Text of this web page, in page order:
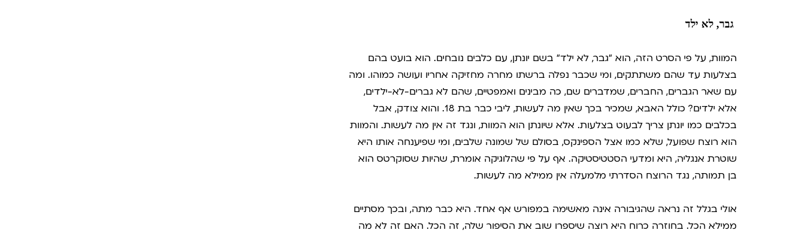
גבר, לא ילד
המוות, על פי הסרט הזה, הוא "גבר, לא ילד" בשם יונתן, עם כלבים נובחים. הוא בועט בהם
בצלעות עד שהם משתתקים, ומי שכבר נפלה ברשתו מחרה מחזיקה אחריו ועושה כמוהו. ומה
עם שאר הגברים, החברים, שמדברים שם, כה מבינים ואמפטיים, שהם לא גברים-לא-ילדים,
אלא ילדים? כולל האבא, שמכיר בכך שאין מה לעשות, ליבי כבר בת 18. והוא צודק, אבל
בכלבים כמו יונתן צריך לבעוט בצלעות. אלא שיונתן הוא המוות, ונגד זה אין מה לעשות. והמוות
הוא רוצח שפועל, שלא כמו אצל הספינקס, בסולם של שמונה שלבים, ומי שפיענחה אותו היא
שוטרת אנגליה, היא ומדעי הסטטיסטיקה. אף על פי שהלוגיקה אומרת, שהיות שסוקרטס הוא
בן תמותה, נגד הרוצח הסדרתי מלמעלה אין ממילא מה לעשות.
אולי בגלל זה נראה שהגיבורה אינה מאשימה במפורש אף אחד. היא כבר מתה, ובכך מסתיים
ממילא הכל. בחוזרה כרוח היא רוצה שיספרו שוב את הסיפור שלה, זה הכל. האם זה לא מה